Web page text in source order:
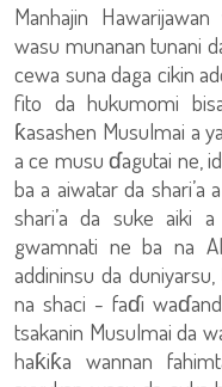
Manhajin
wasu munanan tunani
cewa suna daga cikin
fito da hukumomi
ƙasashen Musulmai a
a ce musu ɗagutai ne,
ba a aiwatar da shari’a
shari’a da suke aiki
gwamnati ne ba na
addininsu da
na shaci - faɗi
tsakanin Musulmai da
haƙiƙa wannan